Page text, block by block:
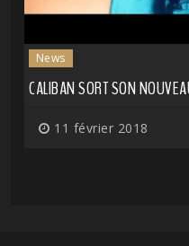
News
CALIBAN SORT SON
11 février 2018